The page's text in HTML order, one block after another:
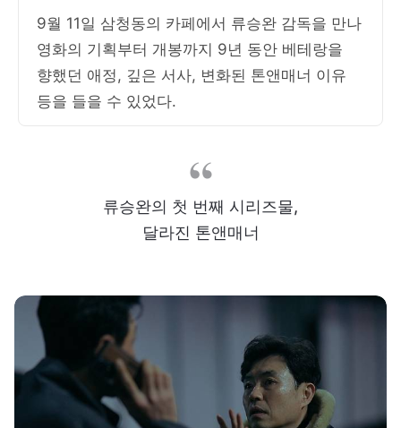
9월 11일 삼청동의 카페에서 류승완 감독을 만나
영화의 기획부터 개봉까지 9년 동안 베테랑을
향했던 애정, 깊은 서사, 변화된 톤앤매너 이유
등을 들을 수 있었다.
류승완의 첫 번째 시리즈물,
달라진 톤앤매너